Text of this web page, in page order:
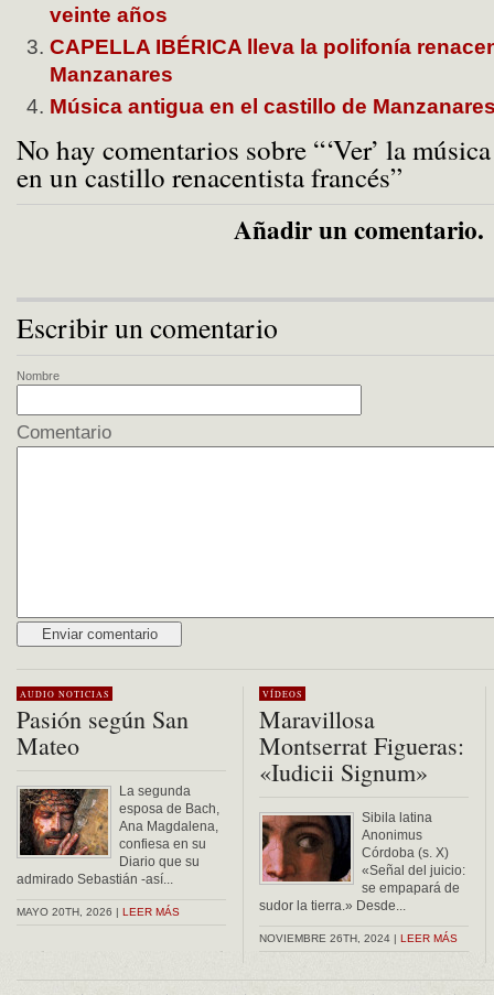
veinte años
CAPELLA IBÉRICA lleva la polifonía
Manzanares
Música antigua en el castillo de
No hay comentarios sobre “‘Ver’ la
en un castillo renacentista francés”
Añadir un comentario.
Escribir un comentario
Nombre
Comentario
AUDIO NOTICIAS
Pasión según San
Mateo
La segunda
esposa de Bach,
Ana Magdalena,
confiesa en su
Diario que su
admirado Sebastián -así...
MAYO 20TH, 2026 | LEER MÁS
VÍDEOS
Maravillosa
Montserrat Figueras:
«Iudicii Signum»
Sibila latina
Anonimus
Córdoba (s. X)
«Señal del juicio:
se empapará de
sudor la tierra.» Desde...
NOVIEMBRE 26TH, 2024 | LEER MÁS